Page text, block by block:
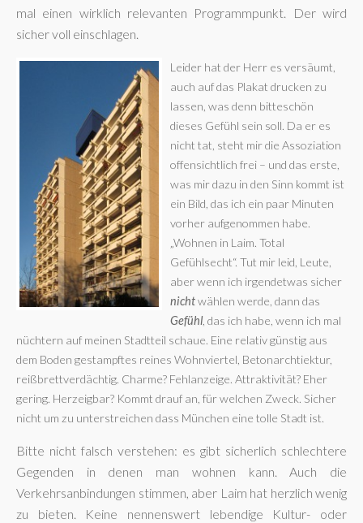
mal einen wirklich relevanten Programmpunkt. Der wird
sicher voll einschlagen.
Leider hat der Herr es versäumt,
auch auf das Plakat drucken zu
lassen, was denn bitteschön
dieses Gefühl sein soll. Da er es
nicht tat, steht mir die Assoziation
offensichtlich frei – und das erste,
was mir dazu in den Sinn kommt ist
ein Bild, das ich ein paar Minuten
vorher aufgenommen habe.
„Wohnen in Laim. Total
Gefühlsecht“. Tut mir leid, Leute,
aber wenn ich irgendetwas sicher
nichtwählen werde, dann das
Gefühl , das ich habe, wenn ich mal
nüchtern auf meinen Stadtteil schaue. Eine relativ günstig aus
dem Boden gestampftes reines Wohnviertel, Betonarchtiektur,
reißbrettverdächtig. Charme? Fehlanzeige. Attraktivität? Eher
gering. Herzeigbar? Kommt drauf an, für welchen Zweck. Sicher
nicht um zu unterstreichen dass München eine tolle Stadt ist.
Bitte nicht falsch verstehen: es gibt sicherlich schlechtere
Gegenden in denen man wohnen kann. Auch die
Verkehrsanbindungen stimmen, aber Laim hat herzlich wenig
zu bieten. Keine nennenswert lebendige Kultur- oder